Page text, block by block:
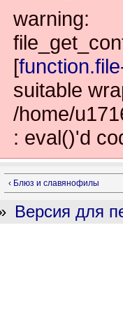
warning:
[
suitable
/home/
: eval()'d
‹ Блюз и славянофилы
Версия для